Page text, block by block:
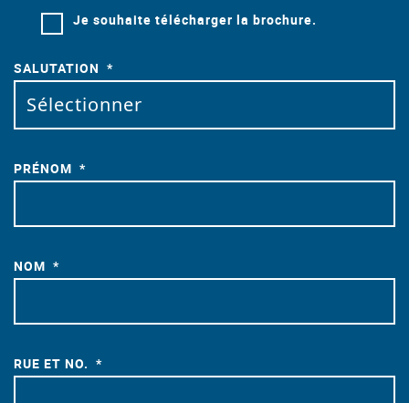
Je souhaite télécharger la brochure.
SALUTATION
PRÉNOM
NOM
RUE ET NO.